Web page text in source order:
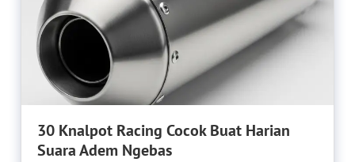
30 Knalpot Racing Cocok Buat Harian
Suara Adem Ngebas